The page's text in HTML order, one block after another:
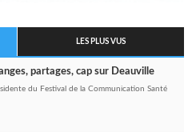
LES PLUS VUS
partages, cap sur Deauville
du Festival de la Communication Santé